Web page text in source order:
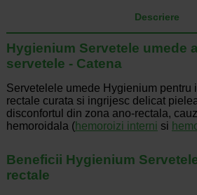
Descriere
Hygienium Servetele umede
servetele - Catena
Servetelele umede Hygienium pentru
rectale curata si ingrijesc delicat
disconfortul din zona ano-rectala,
hemoroidala (hemoroizi interni si
Beneficii Hygienium
rectale